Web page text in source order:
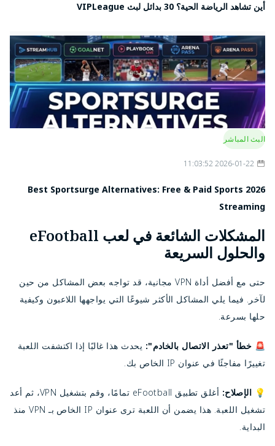
أين تشاهد الرياضة الحية؟ 30 بدائل لبث VIPLeague
البث المباشر
2026-01-22 11:03:52
2026 Best Sportsurge Alternatives: Free & Paid Sports
Streaming
المشكلات الشائعة في لعب eFootball
والحلول السريعة
حتى مع أفضل أداة VPN مجانية، قد تواجه بعض المشاكل من حين
لآخر. فيما يلي المشاكل الأكثر شيوعًا التي يواجهها اللاعبون وكيفية
حلها بسرعة.
🚨 خطأ "تعذر الاتصال بالخادم": يحدث هذا غالبًا إذا اكتشفت اللعبة
تغييرًا مفاجئًا في عنوان IP الخاص بك.
💡 الإصلاح:
أغلق تطبيق eFootball تمامًا، وقم بتشغيل VPN، ثم أعد
تشغيل اللعبة. هذا يضمن أن اللعبة ترى عنوان IP الخاص بـ VPN منذ
البداية.